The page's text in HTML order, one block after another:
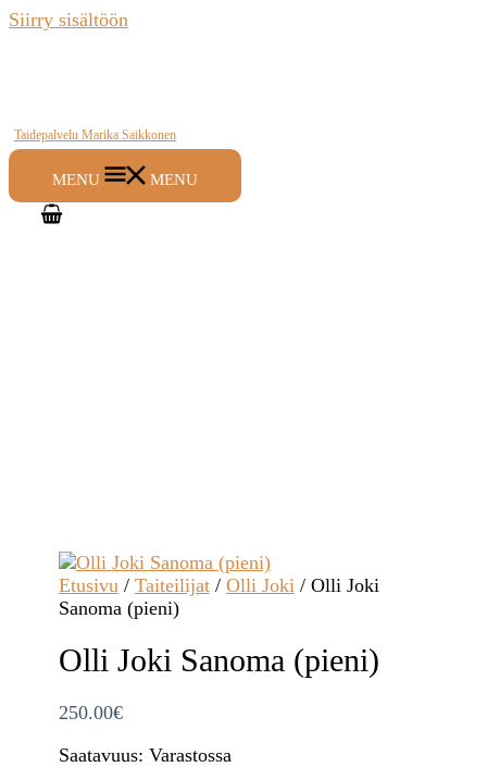
Siirry sisältöön
Taidepalvelu Marika Saikkonen
MENU MENU
Etusivu/ Taiteilijat/ Olli Joki/ Olli Joki
Sanoma (pieni)
Olli Joki Sanoma (pieni)
250.00€
Saatavuus: Varastossa